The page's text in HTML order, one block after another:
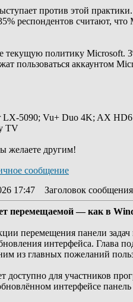
против этой
респондентов считают,
политику Microsoft.
пользоваться аккаунтом
5090; Vu+ Duo 4K; AX
TV
желаете другим!
17:47 Заголовок сообщения
перемещаемой — как в
перемещения панели
интерфейса. Глава
из главных пожеланий
для участников
интерфейсе